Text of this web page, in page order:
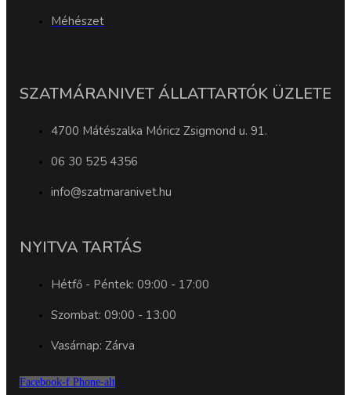
Méhészet
SZATMÁRANIVET ÁLLATTARTÓK ÜZLETE
4700 Mátészalka Móricz Zsigmond u. 91.
06 30 525 4356
info@szatmaranivet.hu
NYITVA TARTÁS
Hétfő - Péntek: 09:00 - 17:00
Szombat: 09:00 - 13:00
Vasárnap: Zárva
Facebook-f Phone-alt